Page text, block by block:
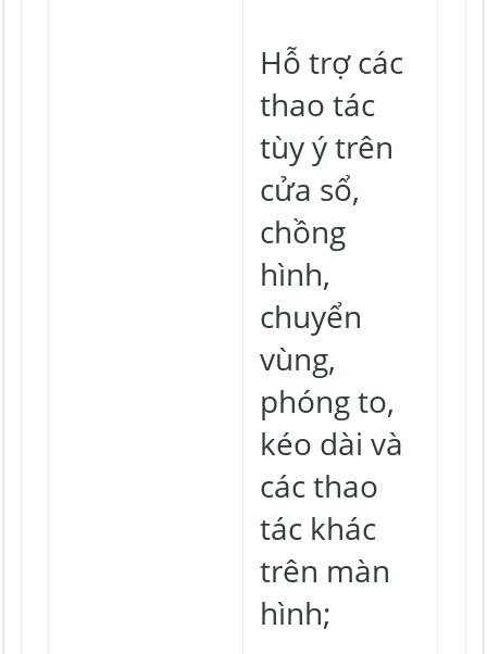
Hỗ trợ các
thao tác
tùy ý trên
cửa sổ,
chồng
hình,
chuyển
vùng,
phóng to,
kéo dài và
các thao
tác khác
trên màn
hình;